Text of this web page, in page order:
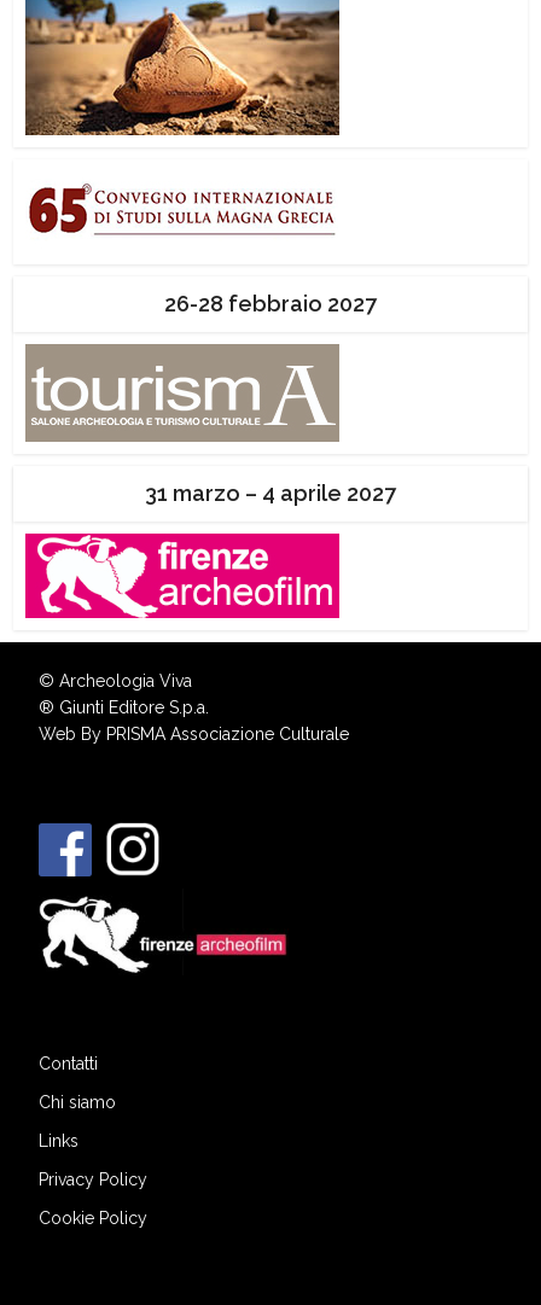
26-28 febbraio 2027
31 marzo – 4 aprile 2027
© Archeologia Viva
® Giunti Editore S.p.a.
Web By PRISMA Associazione Culturale
Contatti
Chi siamo
Links
Privacy Policy
Cookie Policy